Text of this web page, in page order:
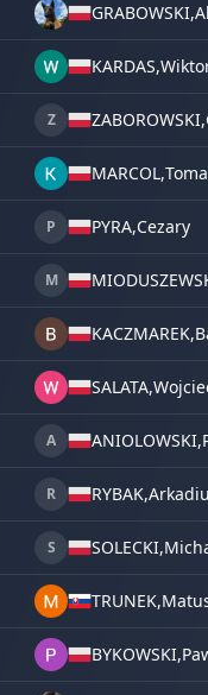
GRABOWSKI,
KARDAS,
Z ZABOROWSKI,
MARCOL,
P PYRA,Cezary
M
KACZMAREK,
SALATA,
A ANIOLOWSKI,
R RYBAK,
S SOLECKI,
TRUNEK,
BYKOWSKI,